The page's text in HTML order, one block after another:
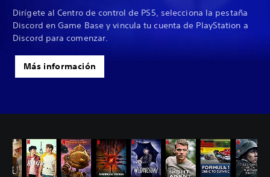
Dirígete al Centro de control de PS5, selecciona la pestaña
Discord en Game Base y vincula tu cuenta de PlayStation a
Discord para comenzar.
Más información